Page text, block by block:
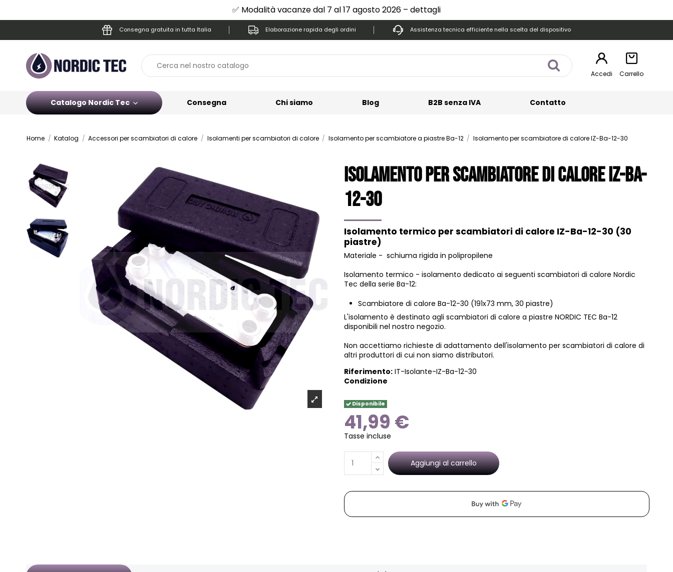
✅ Modalità vacanze dal 7 al 17 agosto 2026 – dettagli
Consegna gratuita in tutta Italia Elaborazione rapida degli ordini Assistenza tecnica efficiente nella scelta del dispositivo
Accedi Carrello
Catalogo Nordic Tec Consegna Chi siamo Blog B2B senza IVA Contatto
Home Katalog Accessori per scambiatori di calore Isolamenti per scambiatori di calore Isolamento per scambiatore a piastre Ba-12 Isolamento per scambiatore di calore IZ-Ba-12-30
Isolamento per scambiatore di calore IZ-Ba-
12-30
Isolamento termico per scambiatori di calore IZ-Ba-12-30 (30
piastre)
Materiale - schiuma rigida in polipropilene
Isolamento termico - isolamento dedicato ai seguenti scambiatori di calore Nordic
Tec della serie Ba-12:
Scambiatore di calore Ba-12-30 (191x73 mm, 30 piastre)
L'isolamento è destinato agli scambiatori di calore a piastre NORDIC TEC Ba-12
disponibili nel nostro negozio.
Non accettiamo richieste di adattamento dell'isolamento per scambiatori di calore di
altri produttori di cui non siamo distributori.
Riferimento: IT-Isolante-IZ-Ba-12-30
Condizione
Disponibile
41,99 €
Tasse incluse
Aggiungi al carrello